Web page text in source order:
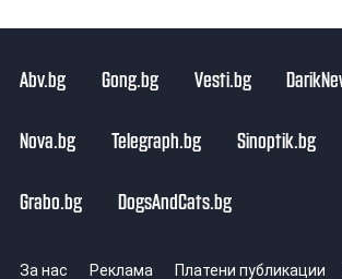
Abv.bg Gong.bg Vesti.bg
Nova.bg Telegraph.bg Sinoptik.bg
Grabo.bg DogsAndCats.bg
За нас Реклама Платени публикации